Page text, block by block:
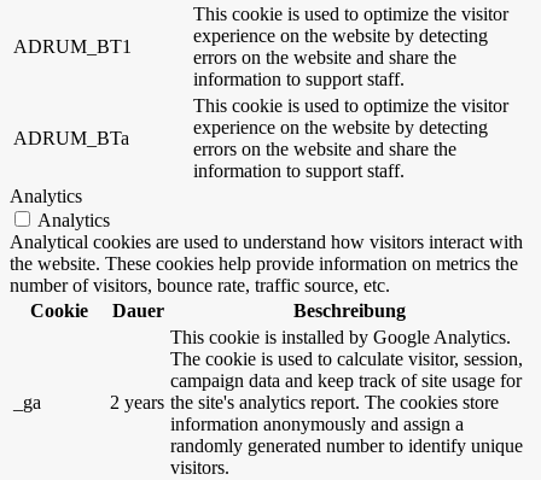
ADRUM_BT1
This cookie is used to optimize the visitor
experience on the website by detecting
errors on the website and share the
information to support staff.
ADRUM_BTa
This cookie is used to optimize the visitor
experience on the website by detecting
errors on the website and share the
information to support staff.
Analytics
Analytics
Analytical cookies are used to understand how visitors interact with
the website. These cookies help provide information on metrics the
number of visitors, bounce rate, traffic source, etc.
Cookie
Dauer Beschreibung
_ga 2 years
This cookie is installed by Google Analytics.
The cookie is used to calculate visitor, session,
campaign data and keep track of site usage for
the site's analytics report. The cookies store
information anonymously and assign a
randomly generated number to identify unique
visitors.